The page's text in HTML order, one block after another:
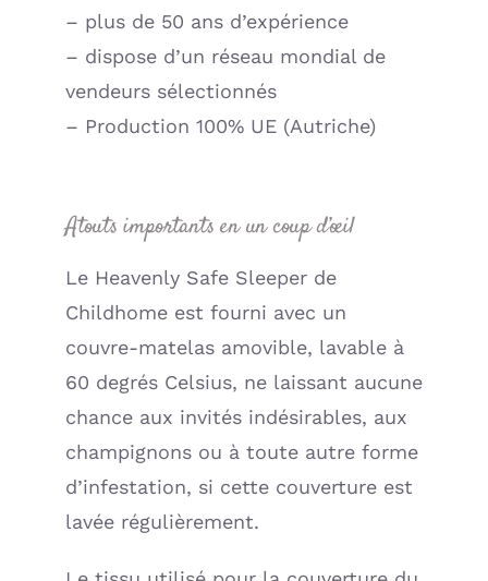
– plus de 50 ans d’expérience
– dispose d’un réseau mondial de
vendeurs sélectionnés
– Production 100% UE (Autriche)
Atouts importants en un coup d’œil
Le Heavenly Safe Sleeper de
Childhome est fourni avec un
couvre-matelas amovible, lavable à
60 degrés Celsius, ne laissant aucune
chance aux invités indésirables, aux
champignons ou à toute autre forme
d’infestation, si cette couverture est
lavée régulièrement.